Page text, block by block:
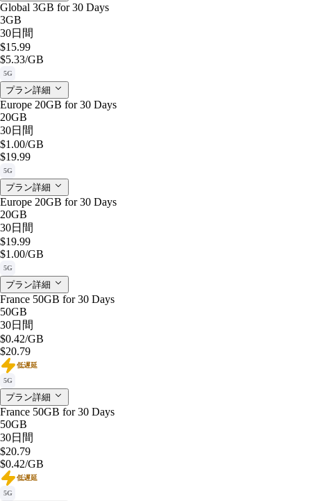
Global 3GB for 30 Days
3GB
30日間
$15.99
$5.33/GB
5G
プラン詳細
Europe 20GB for 30 Days
20GB
30日間
$1.00/GB
$19.99
5G
プラン詳細
Europe 20GB for 30 Days
20GB
30日間
$19.99
$1.00/GB
5G
プラン詳細
France 50GB for 30 Days
50GB
30日間
$0.42/GB
$20.79
低遅延
5G
プラン詳細
France 50GB for 30 Days
50GB
30日間
$20.79
$0.42/GB
低遅延
5G